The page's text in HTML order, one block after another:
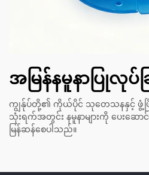
အမြန်နမူနာပြုလုပ်ခ
ကျွန်ုပ်တို့၏ ကိုယ်ပိုင် သုတေသနနှင့် ဖွံ့ဖြိုး
သုံးရက်အတွင်း နမူနာများကို ပေးဆော
မြန်ဆန်စေပါသည်။